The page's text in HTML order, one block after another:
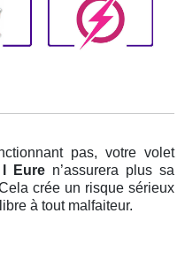
pas, votre volet
Eure n’assurera plus sa
crée un risque sérieux
à tout malfaiteur.